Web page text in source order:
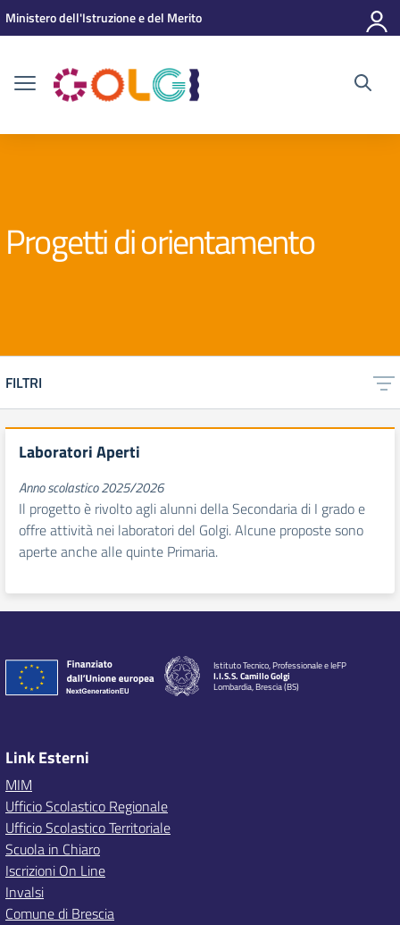
Vai ai contenuti
Vai al menu di navigazione
Vai al footer
Ministero dell'Istruzione e del Merito
Progetti di orientamento
FILTRI
Laboratori Aperti
Anno scolastico 2025/2026
Il progetto è rivolto agli alunni della Secondaria di I grado e
offre attività nei laboratori del Golgi. Alcune proposte sono
aperte anche alle quinte Primaria.
Istituto Tecnico, Professionale e IeFP
I.I.S.S. Camillo Golgi
Lombardia, Brescia (BS)
Link Esterni
MIM
Ufficio Scolastico Regionale
Ufficio Scolastico Territoriale
Scuola in Chiaro
Iscrizioni On Line
Invalsi
Comune di Brescia